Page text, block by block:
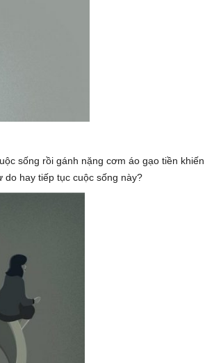
sống rồi gánh nặng cơm áo gạo tiền khiến
hay tiếp tục cuộc sống này?